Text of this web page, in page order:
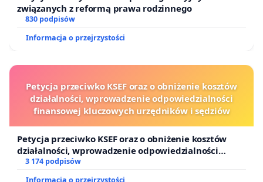
związanych z reformą prawa rodzinnego
830 podpisów
Informacja o przejrzystości
Petycja przeciwko KSEF oraz o obniżenie kosztów
działalności, wprowadzenie odpowiedzialności
finansowej kluczowych urzędników i sędziów
Petycja przeciwko KSEF oraz o obniżenie kosztów
działalności, wprowadzenie odpowiedzialności
finansowej kluczowych urzędników i sędziów
3 174 podpisów